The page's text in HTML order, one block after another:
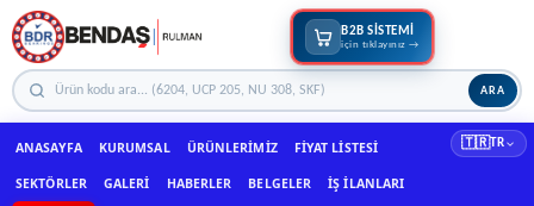
ARA
B2B SİSTEMİ
için tıklayınız →
ANASAYFA KURUMSAL ÜRÜNLERIMIZ FIYAT LISTESI
SEKTÖRLER GALERI HABERLER BELGELER İŞ İLANLARI
🇹🇷TR